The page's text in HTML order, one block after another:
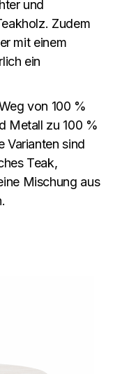
und
Zudem
mit einem
ein
von 100 %
Metall zu 100 %
Varianten sind
Teak,
Mischung aus